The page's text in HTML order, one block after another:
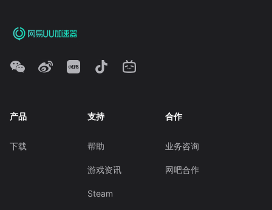
产品
下载
支持
帮助
游戏资讯
Steam
合作
业务咨询
网吧合作